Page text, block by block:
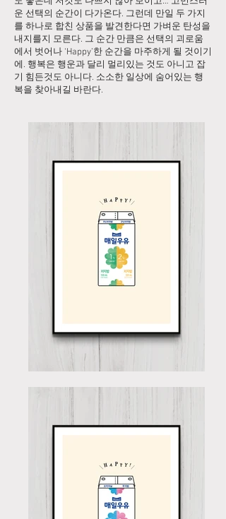
운 선택의 순간이 다가온다. 그런데 만일 두 가지
를 하나로 합친 상품을 발견한다면 가벼운 탄성을
내지를지 모른다. 그 순간 만큼은 선택의 괴로움
에서 벗어나 ‘Happy’한 순간을 마주하게 될 것이기
에. 행복은 행운과 달리 멀리있는 것도 아니고 잡
기 힘든것도 아니다. 소소한 일상에 숨어있는 행
복을 찾아내길 바란다.